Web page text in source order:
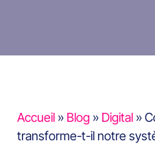
Accueil » Blog » Digital »
transforme-t-il notre